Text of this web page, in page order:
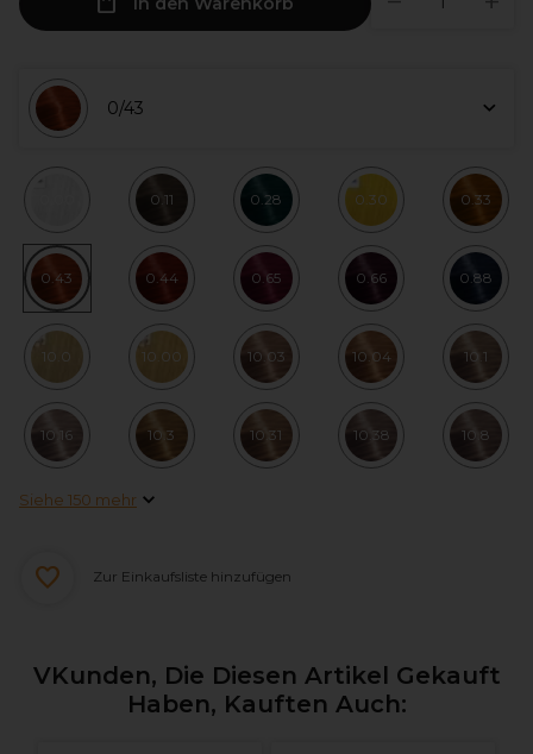
0/43
0.11 0.28 0.30 0.33
0.43 0.44 0.65 0.66 0.88
10.0 10.00 10.03 10.04 10.1
10.16 10.3 10.31 10.38 10.8
Siehe 150 mehr
Zur Einkaufsliste hinzufügen
VKunden, Die Diesen Artikel Gekauft
Haben, Kauften Auch: